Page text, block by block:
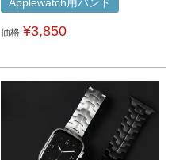
Applewatch用バンド
価格 ¥3,850